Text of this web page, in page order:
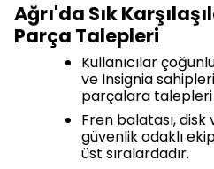
Ağrı'da Sık
Parça Talepleri
Kullanıcılar
ve Insignia
parçalara talepleri
Fren balatası,
güvenlik odaklı
üst sıralardadır.